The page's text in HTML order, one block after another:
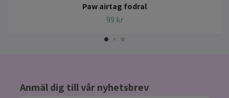
Paw airtag fodral
99 kr
Anmäl dig till vår nyhetsbrev